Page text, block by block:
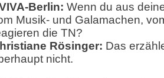
Berlin: Wenn du aus
Musik- und Galamachen,
die TN?
Rösinger: Das
nicht.